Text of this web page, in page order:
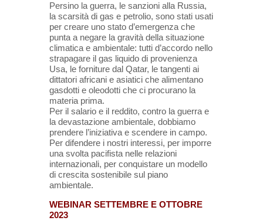
Persino la guerra, le sanzioni alla Russia,
la scarsità di gas e petrolio, sono stati usati
per creare uno stato d’emergenza che
punta a negare la gravità della situazione
climatica e ambientale: tutti d’accordo nello
strapagare il gas liquido di provenienza
Usa, le forniture dal Qatar, le tangenti ai
dittatori africani e asiatici che alimentano
gasdotti e oleodotti che ci procurano la
materia prima.
Per il salario e il reddito, contro la guerra e
la devastazione ambientale, dobbiamo
prendere l’iniziativa e scendere in campo.
Per difendere i nostri interessi, per imporre
una svolta pacifista nelle relazioni
internazionali, per conquistare un modello
di crescita sostenibile sul piano
ambientale.
WEBINAR SETTEMBRE E OTTOBRE
2023